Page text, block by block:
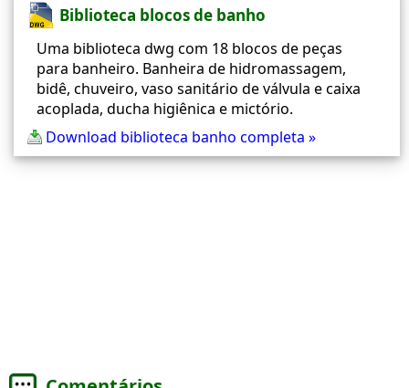
Biblioteca blocos de banho
Uma biblioteca dwg com 18 blocos de peças
para banheiro. Banheira de hidromassagem,
bidê, chuveiro, vaso sanitário de válvula e caixa
acoplada, ducha higiênica e mictório.
Download biblioteca banho completa »